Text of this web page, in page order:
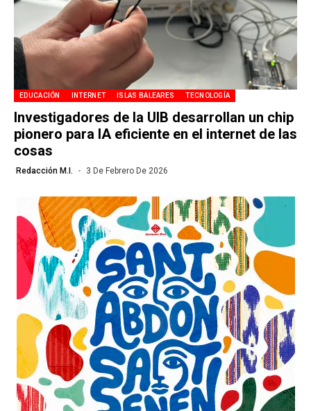
EDUCACIÓN INTERNET ISLAS BALEARES TECNOLOGÍA
Investigadores de la UIB desarrollan un chip
pionero para IA eficiente en el internet de las
cosas
Redacción M.I. 3 De Febrero De 2026